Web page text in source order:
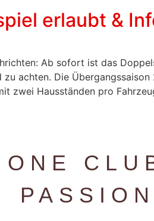
erlaubt &
Ab sofort ist das
zu achten. Die
zwei Hausständen pro
ONE